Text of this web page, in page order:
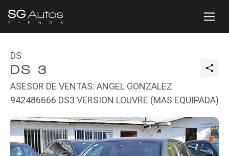
DS
DS 3
ASESOR DE VENTAS: ANGEL GONZALEZ
942486666 DS3 VERSION LOUVRE (MAS EQUIPADA)